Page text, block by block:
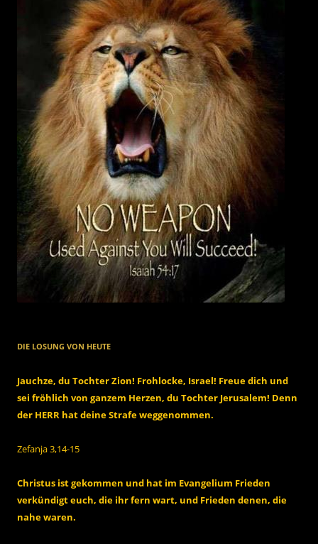
DIE LOSUNG VON HEUTE
Jauchze, du Tochter Zion! Frohlocke, Israel! Freue dich und
sei fröhlich von ganzem Herzen, du Tochter Jerusalem! Denn
der HERR hat deine Strafe weggenommen.
Zefanja 3,14-15
Christus ist gekommen und hat im Evangelium Frieden
verkündigt euch, die ihr fern wart, und Frieden denen, die
nahe waren.